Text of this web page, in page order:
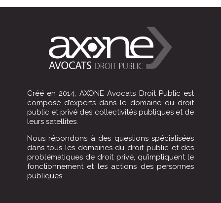
Créé en 2014, AXONE Avocats Droit Public est
composé d’experts dans le domaine du droit
public et privé des collectivités publiques et de
leurs satellites.
Nous répondons à des questions spécialisées
dans tous les domaines du droit public et des
problématiques de droit privé, qu’impliquent le
fonctionnement et les actions des personnes
publiques.